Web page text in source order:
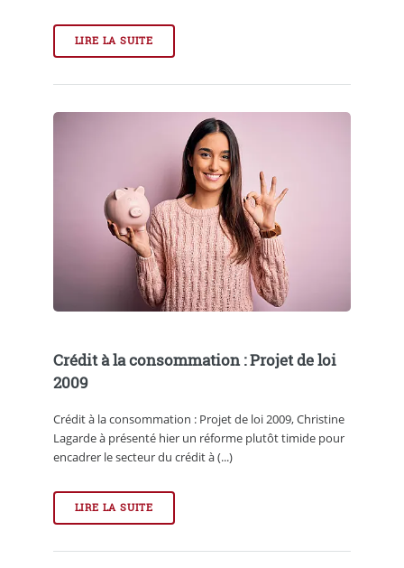
LIRE LA SUITE
Crédit à la consommation : Projet de loi
2009
Crédit à la consommation : Projet de loi 2009, Christine
Lagarde à présenté hier un réforme plutôt timide pour
encadrer le secteur du crédit à (...)
LIRE LA SUITE